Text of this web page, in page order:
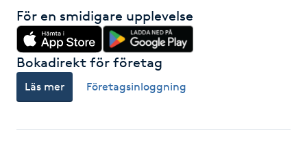
Hot yoga
Hudföryngring
Huduppstramning
För en smidigare upplevelse
Bokadirekt för företag
Läs mer Företagsinloggning